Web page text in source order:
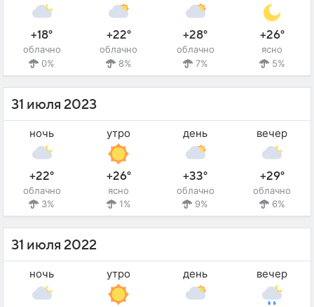
+18°
облачно
0%
+22°
облачно
8%
+28°
облачно
7%
+26°
ясно
5%
31 июля 2023
ночь
+22°
облачно
3%
утро
+26°
ясно
1%
день
+33°
облачно
9%
вечер
+29°
облачно
6%
31 июля 2022
ночь утро день вечер